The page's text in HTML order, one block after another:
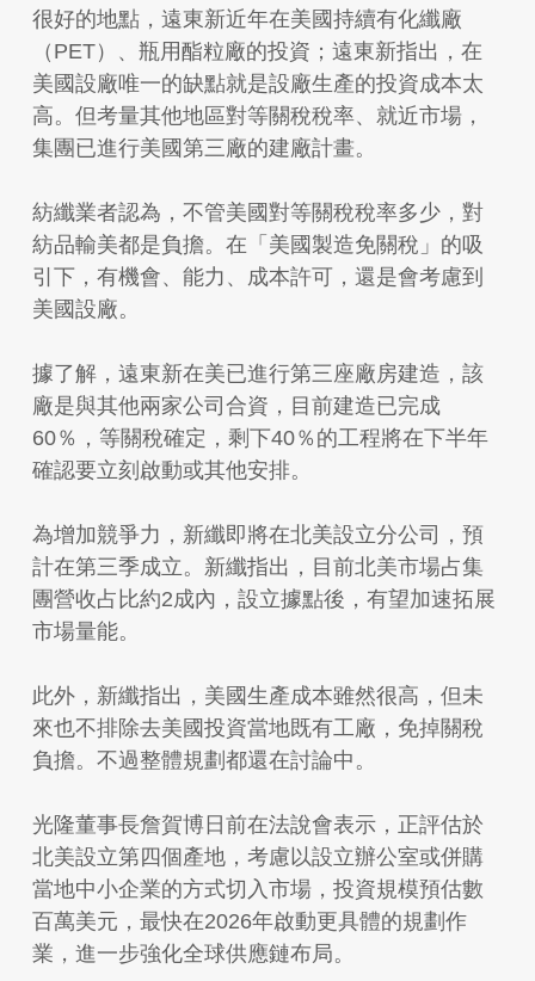
很好的地點，遠東新近年在美國持續有化纖廠
（PET）、瓶用酯粒廠的投資；遠東新指出，在
美國設廠唯一的缺點就是設廠生產的投資成本太
高。但考量其他地區對等關稅稅率、就近市場，
集團已進行美國第三廠的建廠計畫。
紡纖業者認為，不管美國對等關稅稅率多少，對
紡品輸美都是負擔。在「美國製造免關稅」的吸
引下，有機會、能力、成本許可，還是會考慮到
美國設廠。
據了解，遠東新在美已進行第三座廠房建造，該
廠是與其他兩家公司合資，目前建造已完成
60％，等關稅確定，剩下40％的工程將在下半年
確認要立刻啟動或其他安排。
為增加競爭力，新纖即將在北美設立分公司，預
計在第三季成立。新纖指出，目前北美市場占集
團營收占比約2成內，設立據點後，有望加速拓展
市場量能。
此外，新纖指出，美國生產成本雖然很高，但未
來也不排除去美國投資當地既有工廠，免掉關稅
負擔。不過整體規劃都還在討論中。
光隆董事長詹賀博日前在法說會表示，正評估於
北美設立第四個產地，考慮以設立辦公室或併購
當地中小企業的方式切入市場，投資規模預估數
百萬美元，最快在2026年啟動更具體的規劃作
業，進一步強化全球供應鏈布局。